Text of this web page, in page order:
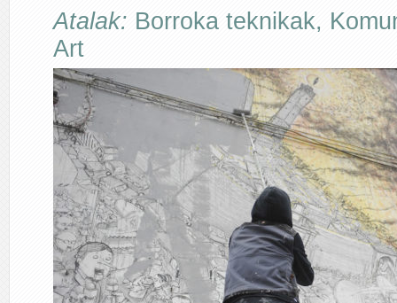
Atalak: Borroka teknikak,
Art